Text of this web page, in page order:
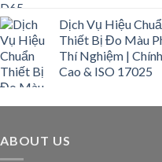
Dịch Vụ Hiệu
Thiết Bị Đo Màu
Thí Nghiệm |
Cao & ISO 17025
ABOUT US